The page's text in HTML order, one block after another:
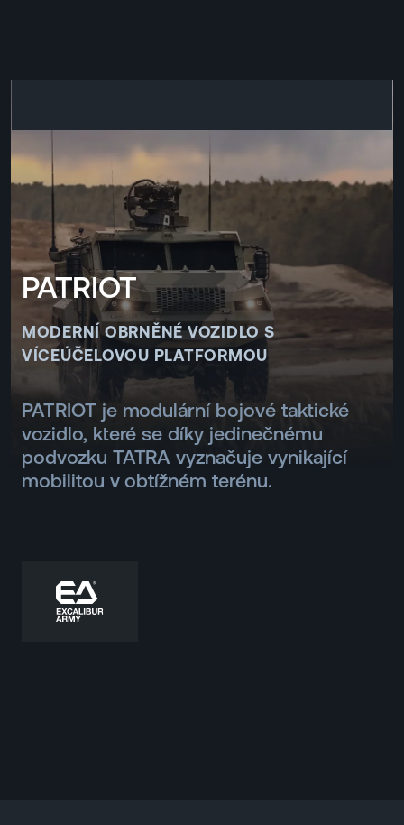
ENGLISH |ČESKY
PATRIOT
MODERNÍ OBRNĚNÉ VOZIDLO S
VÍCEÚČELOVOU PLATFORMOU
PATRIOT je modulární bojové taktické
vozidlo, které se díky jedinečnému
podvozku TATRA vyznačuje vynikající
mobilitou v obtížném terénu.